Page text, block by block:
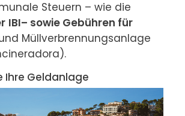
IBI– sowie Gebühren für
Müllverbrennungsanlage
Ihre Geldanlage